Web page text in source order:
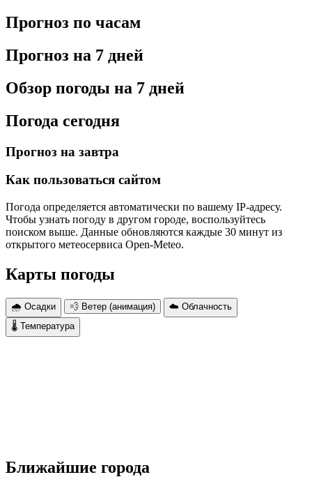
Прогноз по часам
Прогноз на 7 дней
Обзор погоды на 7 дней
Погода сегодня
Прогноз на завтра
Как пользоваться сайтом
Погода определяется автоматически по вашему IP-адресу.
Чтобы узнать погоду в другом городе, воспользуйтесь
поиском выше. Данные обновляются каждые 30 минут из
открытого метеосервиса Open-Meteo.
Карты погоды
🌧 Осадки 💨 Ветер (анимация)
☁️ Облачность
🌡 Температура
Ближайшие города